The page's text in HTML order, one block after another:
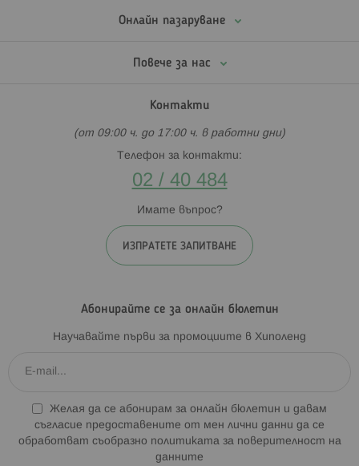
Онлайн пазаруване
Повече за нас
Контакти
(от 09:00 ч. до 17:00 ч. в работни дни)
Телефон за контакти:
02 / 40 484
Имате въпрос?
ИЗПРАТЕТЕ ЗАПИТВАНЕ
Абонирайте се за онлайн бюлетин
Научавайте първи за промоциите в Хиполенд
Желая да се абонирам за онлайн бюлетин и давам
съгласие предоставените от мен лични данни да се
обработват съобразно политиката за поверителност на
данните